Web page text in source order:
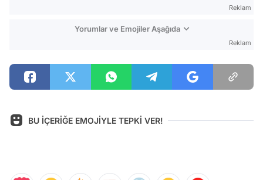
Reklam
Yorumlar ve Emojiler Aşağıda
Reklam
BU İÇERİĞE EMOJİYLE TEPKİ VER!